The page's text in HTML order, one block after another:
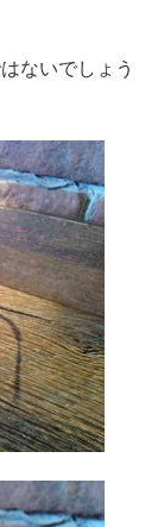
ないでしょう